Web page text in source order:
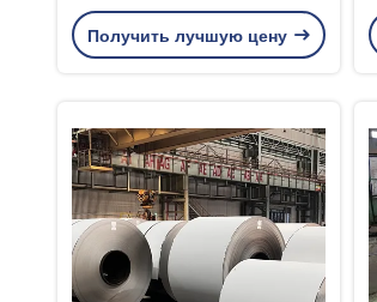
катушка разреза нержавеющей
стали 304
Получить лучшую цену